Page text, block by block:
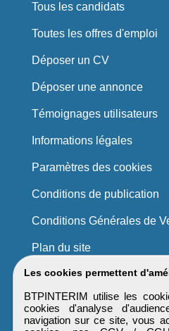
Les cookies permettent
BTPINTERIM utilise les
cookies d'analyse
navigation sur ce site, vous
Tous les candidats
Toutes les offres d'emploi
Déposer un CV
Déposer une annonce
Témoignages utilisateurs
Informations légales
Paramètres des cookies
Conditions de publication
Conditions Générales de
Plan du site